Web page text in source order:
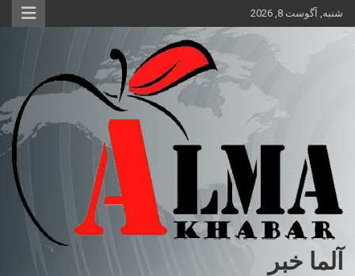
محتوا
شنبه, آگوست 8, 2026
آلما خبر